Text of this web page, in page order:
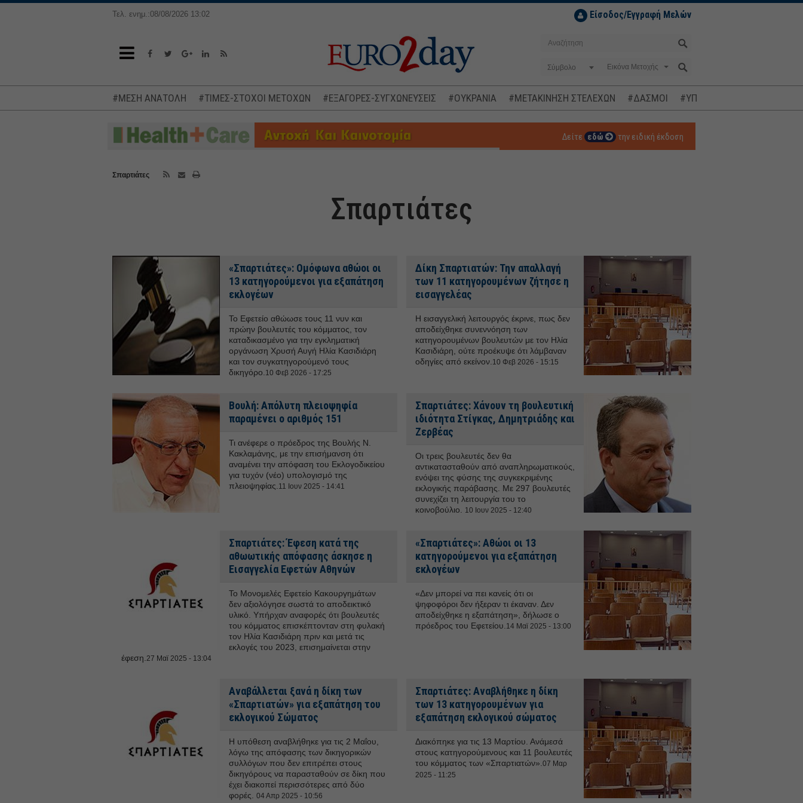
Τελ. ενημ.:08/08/2026 13:02 Είσοδος/Εγγραφή Μελών
Σύμβολο
#ΜΕΣΗ ΑΝΑΤΟΛΗ #ΤΙΜΕΣ-ΣΤΟΧΟΙ ΜΕΤΟΧΩΝ #ΕΞΑΓΟΡΕΣ-ΣΥΓΧΩΝΕΥΣΕΙΣ #ΟΥΚΡΑΝΙΑ #ΜΕΤΑΚΙΝΗΣΗ ΣΤΕΛΕΧΩΝ #ΔΑΣΜΟΙ #ΥΠΟΚΛΟΠΕΣ
Δείτε εδώ την ειδική έκδοση
Σπαρτιάτες
Σπαρτιάτες
«Σπαρτιάτες»: Ομόφωνα αθώοι οι
13 κατηγορούμενοι για εξαπάτηση
εκλογέων
Το Εφετείο αθώωσε τους 11 νυν και
πρώην βουλευτές του κόμματος, τον
καταδικασμένο για την εγκληματική
οργάνωση Χρυσή Αυγή Ηλία Κασιδιάρη
και τον συγκατηγορούμενό τους
δικηγόρο. 10 Φεβ 2026 - 17:25
Δίκη Σπαρτιατών: Την απαλλαγή
των 11 κατηγορουμένων ζήτησε η
εισαγγελέας
Η εισαγγελική λειτουργός έκρινε, πως δεν
αποδείχθηκε συνεννόηση των
κατηγορουμένων βουλευτών με τον Ηλία
Κασιδιάρη, ούτε προέκυψε ότι λάμβαναν
οδηγίες από εκείνον. 10 Φεβ 2026 - 15:15
Βουλή: Απόλυτη πλειοψηφία
παραμένει ο αριθμός 151
Τι ανέφερε ο πρόεδρος της Βουλής Ν.
Κακλαμάνης, με την επισήμανση ότι
αναμένει την απόφαση του Εκλογοδικείου
για τυχόν (νέο) υπολογισμό της
πλειοψηφίας. 11 Ιουν 2025 - 14:41
Σπαρτιάτες: Χάνουν τη βουλευτική
ιδιότητα Στίγκας, Δημητριάδης και
Ζερβέας
Οι τρεις βουλευτές δεν θα
αντικατασταθούν από αναπληρωματικούς,
ενόψει της φύσης της συγκεκριμένης
εκλογικής παράβασης. Με 297 βουλευτές
συνεχίζει τη λειτουργία του το
κοινοβούλιο.
10 Ιουν 2025 - 12:40
Σπαρτιάτες: Έφεση κατά της
αθωωτικής απόφασης άσκησε η
Εισαγγελία Εφετών Αθηνών
Το Μονομελές Εφετείο Κακουργημάτων
δεν αξιολόγησε σωστά το αποδεικτικό
υλικό. Υπήρχαν αναφορές ότι βουλευτές
του κόμματος επισκέπτονταν στη φυλακή
τον Ηλία Κασιδιάρη πριν και μετά τις
εκλογές του 2023, επισημαίνεται στην
έφεση. 27 Μαϊ 2025 - 13:04
«Σπαρτιάτες»: Αθώοι οι 13
κατηγορούμενοι για εξαπάτηση
εκλογέων
«Δεν μπορεί να πει κανείς ότι οι
ψηφοφόροι δεν ήξεραν τι έκαναν. Δεν
αποδείχθηκε η εξαπάτηση», δήλωσε ο
πρόεδρος του Εφετείου. 14 Μαϊ 2025 - 13:00
Αναβάλλεται ξανά η δίκη των
«Σπαρτιατών» για εξαπάτηση του
εκλογικού Σώματος
Η υπόθεση αναβλήθηκε για τις 2 Μαΐου,
λόγω της απόφασης των δικηγορικών
συλλόγων που δεν επιτρέπει στους
δικηγόρους να παρασταθούν σε δίκη που
έχει διακοπεί περισσότερες από δύο
φορές.
04 Απρ 2025 - 10:56
Σπαρτιάτες: Αναβλήθηκε η δίκη
των 13 κατηγορουμένων για
εξαπάτηση εκλογικού σώματος
Διακόπηκε για τις 13 Μαρτίου. Ανάμεσά
στους κατηγορούμενους και 11 βουλευτές
του κόμματος των «Σπαρτιατών». 07 Μαρ
2025 - 11:25